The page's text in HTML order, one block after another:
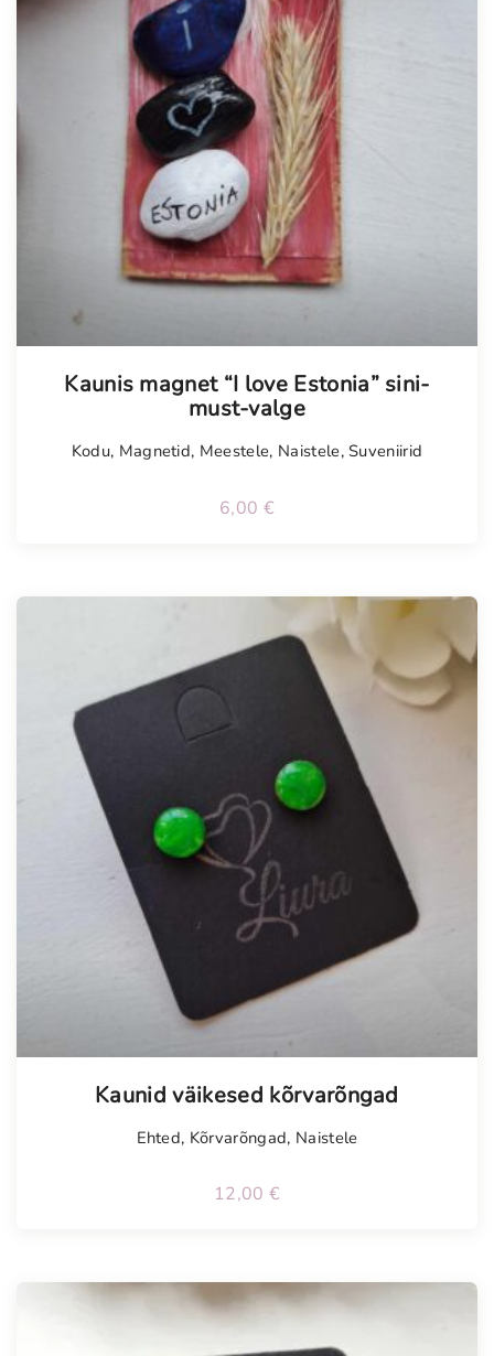
Kaunis magnet “I love Estonia” sini-
must-valge
Kodu, Magnetid, Meestele, Naistele,Suveniirid
6,00 €
Kaunid väikesed kõrvarõngad
Ehted, Kõrvarõngad, Naistele
12,00 €